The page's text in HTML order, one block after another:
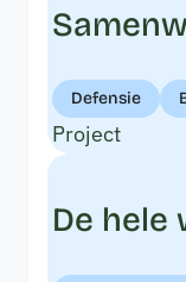
Defensie
Project
De hele